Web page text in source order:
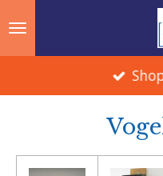
Ga
de